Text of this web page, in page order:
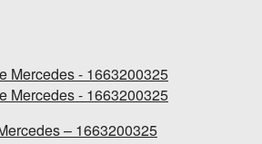
– 1663200325